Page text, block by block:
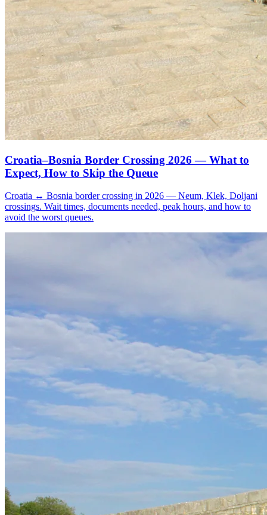
Croatia–Bosnia Border Crossing 2026 — What to
Expect, How to Skip the Queue
Croatia ↔ Bosnia border crossing in 2026 — Neum, Klek, Doljani
crossings. Wait times, documents needed, peak hours, and how to
avoid the worst queues.